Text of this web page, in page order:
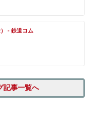
- 鉄道コム
記事一覧へ